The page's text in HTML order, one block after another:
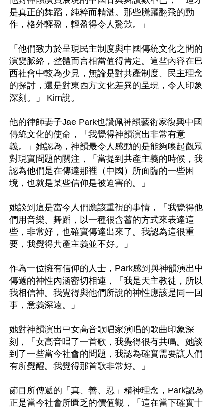
是真正的舞蹈，純粹而精湛。那些騰躍翻飛的動
作，格外輕盈，輕盈得令人驚歎。」
「他們致力於呈現民主制度與中國傳統文化之間的
演變脈絡，整體而言相當值得肯定。這些內容在巴
西社會中較為少見，無論是對共產制度、民主理念
的探討，還是對東西方文化差異的呈現，令人印象
深刻。」 Kim說。
他的律師妻子Jae Park也讚佩神韻藝術家復興中國
傳統文化的使命，「我覺得神韻演出非常有意
義。」她認為，神韻最令人感動的是能夠喚起觀眾
對現實問題的關注，「當提到共產主義的時候，我
認為他們是在傳達那裡（中國）所面臨的一些困
境，也就是某些信仰是被迫害的。」
她談到這是當今人們應該重視的事情，「我覺得他
們用音樂、舞蹈，以一種很含蓄的方式來表達這
些，非常好，也確實傳達出來了。我認為這很重
要，我覺得共產主義並不好。」
作為一位擁有信仰的人士，Park感到與神韻演出中
傳遞的神性內涵密切相連，「我是天主教徒，所以
我相信神。我覺得與他們所說的神性應該是同一回
事，意義深遠。」
她對神韻演出中女高音歌唱家演唱的歌曲印象深
刻，「女高音唱了一首歌，我覺得很有共鳴。她談
到了一些當今社會的問題，我認為確實需要讓人們
有所覺醒。我覺得那首歌非常好。」
節目所傳遞的「真、善、忍」精神理念，Park認為
正是當今社會所匱乏的價值觀，「這在當下確實十